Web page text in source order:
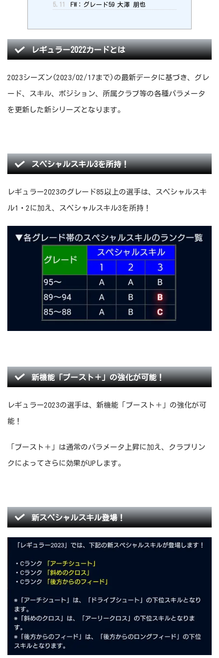
5.11 FW：グレード59 大澤 朋也
レギュラー2022カードとは
2023シーズン(2023/02/17まで)の最新データに基づき、グレ
ード、スキル、ポジション、所属クラブ等の各種パラメータ
を更新した新シリーズとなります。
スペシャルスキル3を所持！
レギュラー2023のグレード85以上の選手は、スペシャルスキ
ル1・2に加え、スペシャルスキル3を所持！
新機能「ブースト＋」の強化が可能！
レギュラー2023の選手は、新機能「ブースト＋」の強化が可
能！
「ブースト＋」は通常のパラメータ上昇に加え、クラブリン
クによってさらに効果がUPします。
新スペシャルスキル登場！